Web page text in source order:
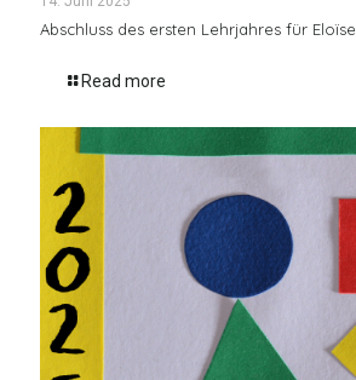
Abschluss des ersten Lehrjahres für Eloïse
Read more